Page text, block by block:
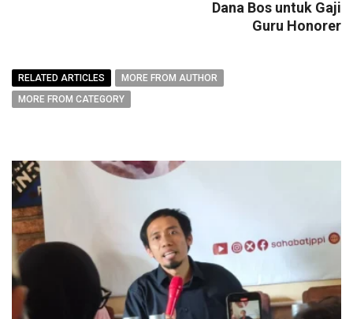
Dana Bos untuk Gaji
Guru Honorer
RELATED ARTICLES
MORE FROM AUTHOR
MORE FROM CATEGORY